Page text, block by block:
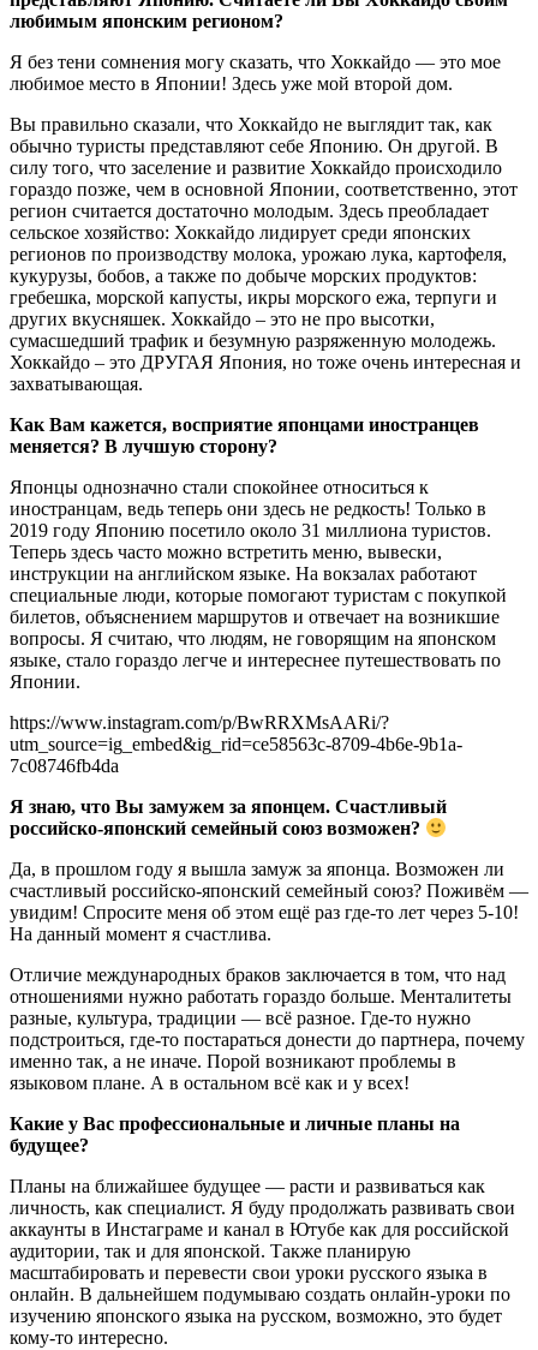
любимым японским регионом?
Я без тени сомнения могу сказать, что Хоккайдо — это мое
любимое место в Японии! Здесь уже мой второй дом.
Вы правильно сказали, что Хоккайдо не выглядит так, как
обычно туристы представляют себе Японию. Он другой. В
силу того, что заселение и развитие Хоккайдо происходило
гораздо позже, чем в основной Японии, соответственно, этот
регион считается достаточно молодым. Здесь преобладает
сельское хозяйство: Хоккайдо лидирует среди японских
регионов по производству молока, урожаю лука, картофеля,
кукурузы, бобов, а также по добыче морских продуктов:
гребешка, морской капусты, икры морского ежа, терпуги и
других вкусняшек. Хоккайдо – это не про высотки,
сумасшедший трафик и безумную разряженную молодежь.
Хоккайдо – это ДРУГАЯ Япония, но тоже очень интересная и
захватывающая.
Как Вам кажется, восприятие японцами иностранцев
меняется? В лучшую сторону?
Японцы однозначно стали спокойнее относиться к
иностранцам, ведь теперь они здесь не редкость! Только в
2019 году Японию посетило около 31 миллиона туристов.
Теперь здесь часто можно встретить меню, вывески,
инструкции на английском языке. На вокзалах работают
специальные люди, которые помогают туристам с покупкой
билетов, объяснением маршрутов и отвечает на возникшие
вопросы. Я считаю, что людям, не говорящим на японском
языке, стало гораздо легче и интереснее путешествовать по
Японии.
https://www.instagram.com/p/BwRRXMsAARi/?
utm_source=ig_embed&ig_rid=ce58563c-8709-4b6e-9b1a-
7c08746fb4da
Я знаю, что Вы замужем за японцем. Счастливый
российско-японский семейный союз возможен?
Да, в прошлом году я вышла замуж за японца. Возможен ли
счастливый российско-японский семейный союз? Поживём —
увидим! Спросите меня об этом ещё раз где-то лет через 5-10!
На данный момент я счастлива.
Отличие международных браков заключается в том, что над
отношениями нужно работать гораздо больше. Менталитеты
разные, культура, традиции — всё разное. Где-то нужно
подстроиться, где-то постараться донести до партнера, почему
именно так, а не иначе. Порой возникают проблемы в
языковом плане. А в остальном всё как и у всех!
Какие у Вас профессиональные и личные планы на
будущее?
Планы на ближайшее будущее — расти и развиваться как
личность, как специалист. Я буду продолжать развивать свои
аккаунты в Инстаграме и канал в Ютубе как для российской
аудитории, так и для японской. Также планирую
масштабировать и перевести свои уроки русского языка в
онлайн. В дальнейшем подумываю создать онлайн-уроки по
изучению японского языка на русском, возможно, это будет
кому-то интересно.